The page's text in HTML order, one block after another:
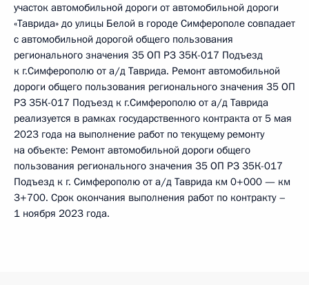
участок автомобильной дороги от автомобильной дороги
«Таврида» до улицы Белой в городе Симферополе совпадает
с автомобильной дорогой общего пользования
регионального значения 35 ОП РЗ 35К-017 Подъезд
к г.Симферополю от а/д Таврида. Ремонт автомобильной
дороги общего пользования регионального значения 35 ОП
РЗ 35К-017 Подъезд к г.Симферополю от а/д Таврида
реализуется в рамках государственного контракта от 5 мая
2023 года на выполнение работ по текущему ремонту
на объекте: Ремонт автомобильной дороги общего
пользования регионального значения 35 ОП РЗ 35К-017
Подъезд к г. Симферополю от а/д Таврида км 0+000 — км
3+700. Срок окончания выполнения работ по контракту –
1 ноября 2023 года.